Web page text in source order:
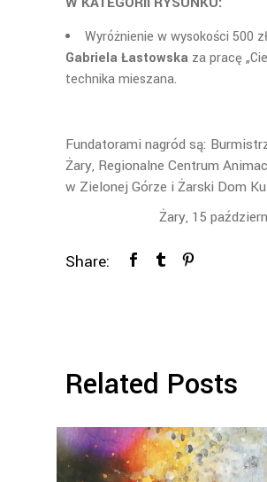
Wyróżnienie w wysokości 500
Gabriela Łastowska za pracę
technika mieszana.
Fundatorami nagród są:
Żary, Regionalne Centrum
w Zielonej Górze i Żarski Dom
Żary, 15
Share:
Related Posts